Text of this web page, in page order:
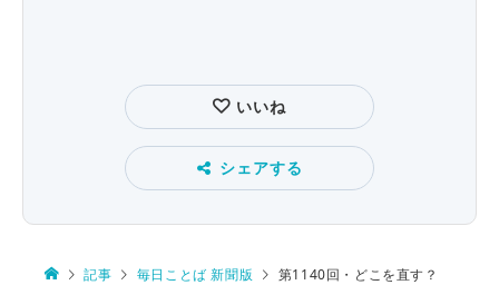
いいね
シェアする
記事 毎日ことば 新聞版 第1140回・どこを直す？